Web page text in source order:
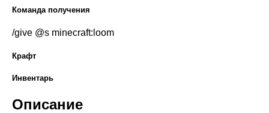
Команда получения
/give @s minecraft:loom
Крафт
Инвентарь
Описание